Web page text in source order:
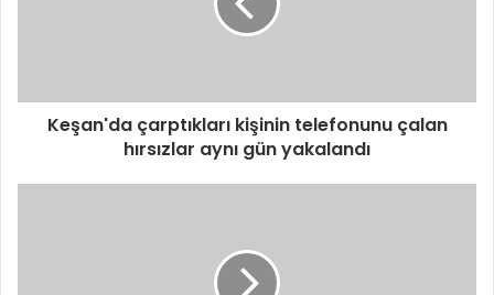
Keşan'da çarptıkları kişinin telefonunu çalan
hırsızlar aynı gün yakalandı